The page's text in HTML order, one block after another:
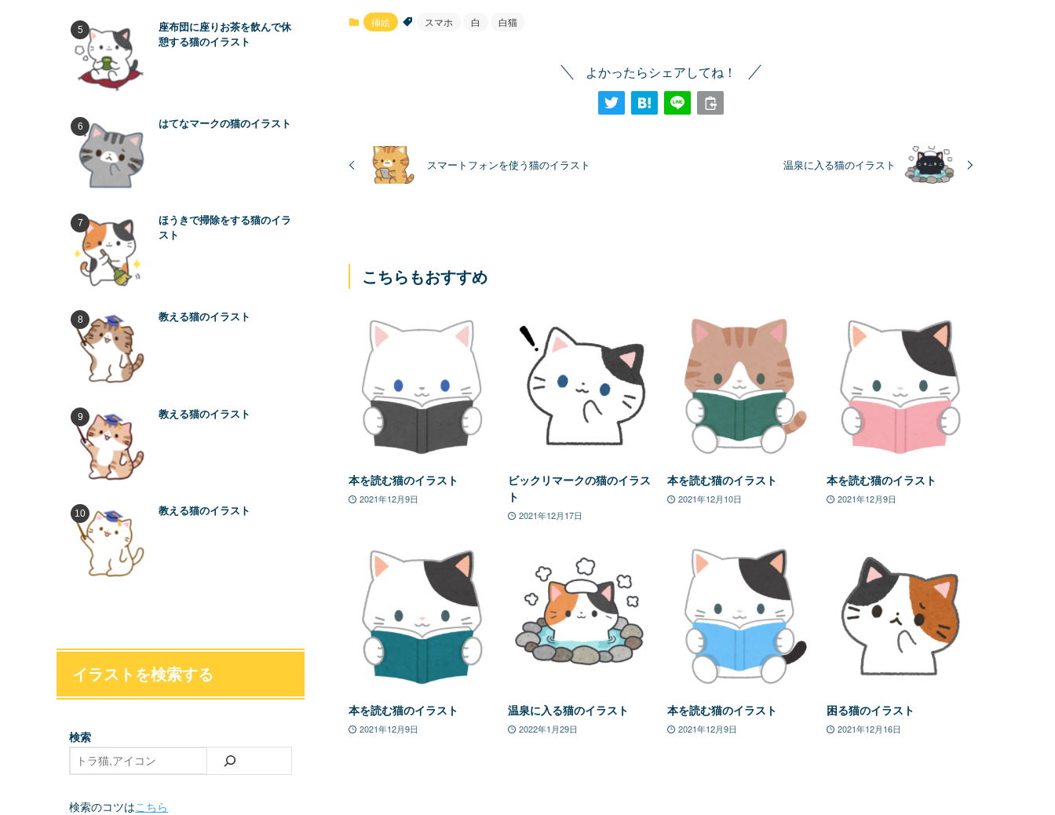
挿絵 スマホ 白 白猫
よかったらシェアしてね！
スマートフォンを使う猫のイラスト 温泉に入る猫のイラスト
こちらもおすすめ
本を読む猫のイラスト
2021年12月9日
ビックリマークの猫のイラス
ト
2021年12月17日
本を読む猫のイラスト
2021年12月10日
本を読む猫のイラスト
2021年12月9日
本を読む猫のイラスト
2021年12月9日
温泉に入る猫のイラスト
2022年1月29日
本を読む猫のイラスト
2021年12月9日
困る猫のイラスト
2021年12月16日
座布団に座りお茶を飲んで休
憩する猫のイラスト
はてなマークの猫のイラスト
ほうきで掃除をする猫のイラ
スト
教える猫のイラスト
教える猫のイラスト
教える猫のイラスト
イラストを検索する
検索
検索のコツはこちら